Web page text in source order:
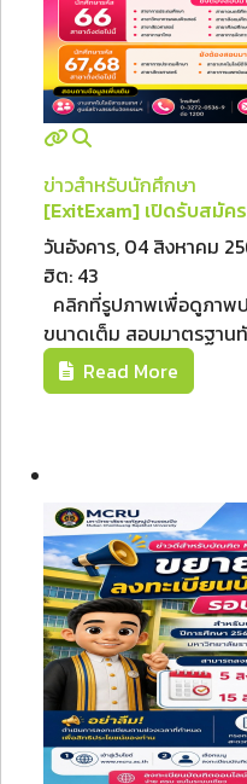
ข่าวสำหรับนักศึกษา
[ExitExam] เปิดรับสมัค
วันอังคาร, 04 สิงหาคม
ฮิต: 43
คลิกที่รูปภาพเพื่อดูภาพป
ขนาดเต็ม สอบมาตรฐาน
Read More